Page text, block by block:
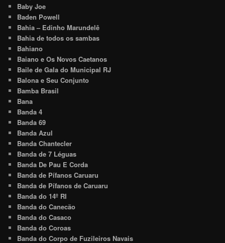
Baby Joe
Baden Powell
Bahia – Edinho Marundelê
Bahia de todos os sambas
Bahiano
Baiano e Os Novos Caetanos
Baile de Gala do Municipal RJ
Balona e Seu Conjunto
Bamba Brasil
Bana
Banda 4
Banda 69
Banda Azul
Banda Chantecler
Banda de 7 Léguas
Banda De Pau E Corda
Banda de Pífanos Caruaru
Banda de Pífanos de Caruaru
Banda do 14º RI
Banda do Canecão
Banda do Casaco
Banda do Coroas
Banda do Corpo de Fuzileiros Navais